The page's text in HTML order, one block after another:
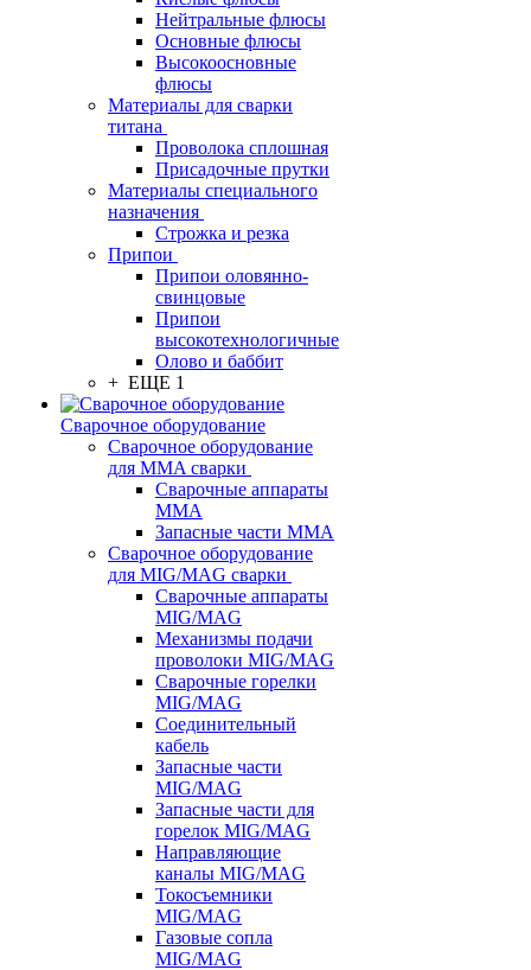
Нейтральные флюсы
Основные флюсы
Высокоосновные
флюсы
Материалы для сварки
титана
Проволока сплошная
Присадочные прутки
Материалы специального
назначения
Строжка и резка
Припои
Припои оловянно-
свинцовые
Припои
высокотехнологичные
Олово и баббит
+ ЕЩЕ 1
Сварочное оборудование
Сварочное оборудование
для MMA сварки
Сварочные аппараты
MMA
Запасные части MMA
Сварочное оборудование
для MIG/MAG сварки
Сварочные аппараты
MIG/MAG
Механизмы подачи
проволоки MIG/MAG
Сварочные горелки
MIG/MAG
Соединительный
кабель
Запасные части
MIG/MAG
Запасные части для
горелок MIG/MAG
Направляющие
каналы MIG/MAG
Токосъемники
MIG/MAG
Газовые сопла
MIG/MAG